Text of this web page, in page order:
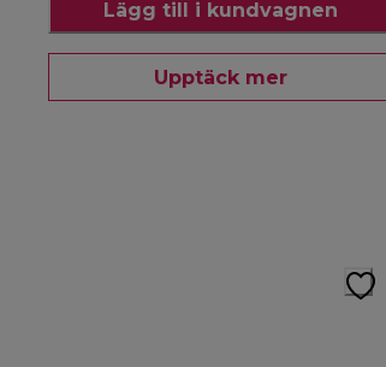
Lägg till i kundvagnen
Upptäck mer